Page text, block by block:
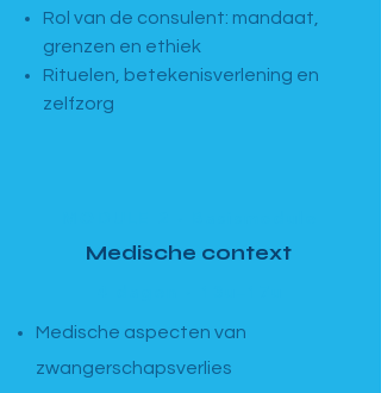
Rol van de consulent: mandaat,
grenzen en ethiek
Rituelen, betekenisverlening en
zelfzorg
Medische context
Medische aspecten van
zwangerschapsverlies